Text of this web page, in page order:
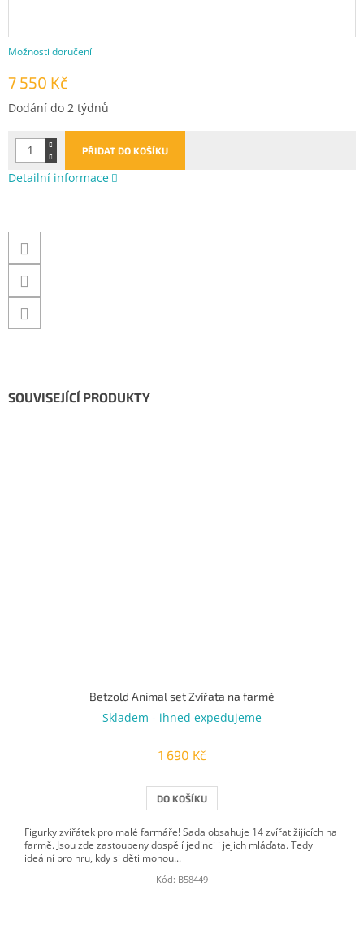
7 550 Kč
Měrná
Dodání do 2 týdnů
Možnosti doručení
PŘIDAT DO KOŠÍKU
Detailní informace
SOUVISEJÍCÍ PRODUKTY
Betzold Animal set Zvířata na farmě
Skladem - ihned expedujeme
1 690 Kč
DO KOŠÍKU
Figurky zvířátek pro malé farmáře! Sada obsahuje 14 zvířat žijících na
farmě. Jsou zde zastoupeny dospělí jedinci i jejich mláďata. Tedy
ideální pro hru, kdy si děti mohou...
Kód: B58449